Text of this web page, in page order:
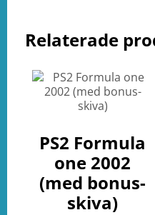
Relaterade
PS2 Formula
one 2002
(med bonus-
skiva)